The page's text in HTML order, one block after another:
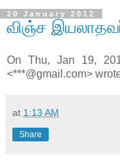
20 January 2012
விஞ்ச
On Thu, Jan 19,
<***@gmail.com>
at 1:13 AM
Share